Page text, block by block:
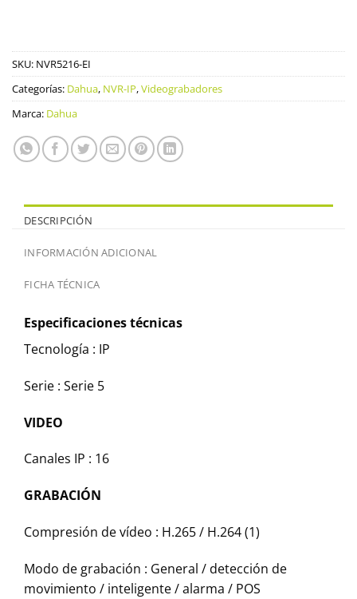
SKU: NVR5216-EI
Categorías: Dahua, NVR-IP,Videograbadores
Marca: Dahua
DESCRIPCIÓN
INFORMACIÓN ADICIONAL
FICHA TÉCNICA
Especificaciones técnicas
Tecnología : IP
Serie : Serie 5
VIDEO
Canales IP : 16
GRABACIÓN
Compresión de vídeo : H.265 / H.264 (1)
Modo de grabación : General / detección de
movimiento / inteligente / alarma / POS